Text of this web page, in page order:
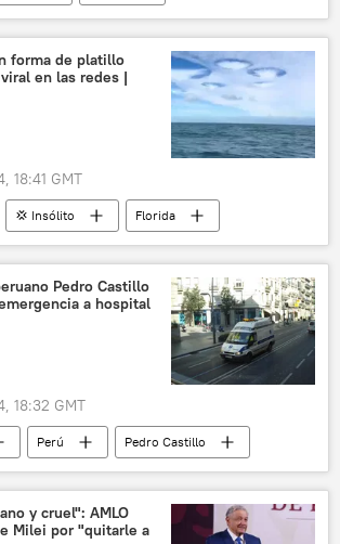
acuerdo nuclear
OTAN
Tratado de Prohibición Completa de los Ensayos Nucleares
forma de platillo
en las redes |
18:41 GMT
💢 Insólito
Florida
Pedro Castillo
a hospital
18:32 GMT
Perú Pedro Castillo
y cruel": AMLO
Milei por "quitarle a